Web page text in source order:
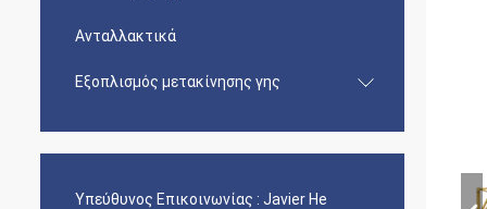
Ανταλλακτικά
Εξοπλισμός μετακίνησης γης
Υπεύθυνος Επικοινωνίας : Javier He